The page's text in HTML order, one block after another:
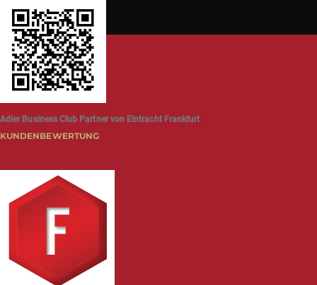
Adler Business Club Partner von Eintracht Frankfurt
KUNDENBEWERTUNG